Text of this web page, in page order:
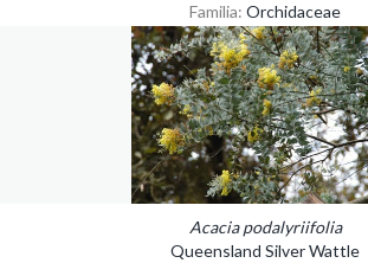
Familia: Orchidaceae
Acacia podalyriifolia
Queensland Silver Wattle